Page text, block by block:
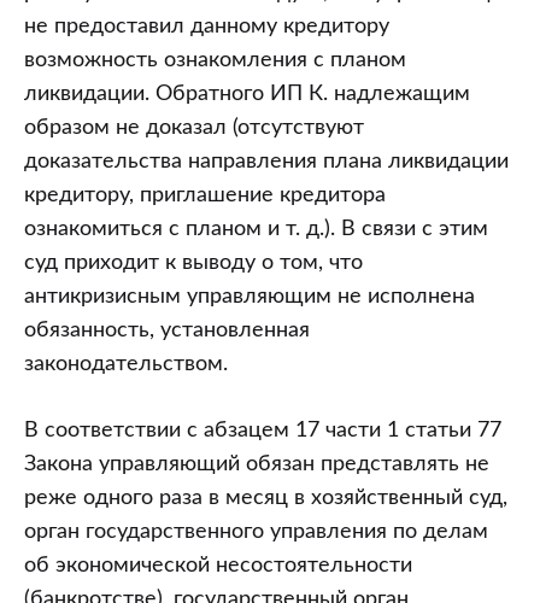
не предоставил данному кредитору
возможность ознакомления с планом
ликвидации. Обратного ИП К. надлежащим
образом не доказал (отсутствуют
доказательства направления плана ликвидации
кредитору, приглашение кредитора
ознакомиться с планом и т. д.). В связи с этим
суд приходит к выводу о том, что
антикризисным управляющим не исполнена
обязанность, установленная
законодательством.
В соответствии с абзацем 17 части 1 статьи 77
Закона управляющий обязан представлять не
реже одного раза в месяц в хозяйственный суд,
орган государственного управления по делам
об экономической несостоятельности